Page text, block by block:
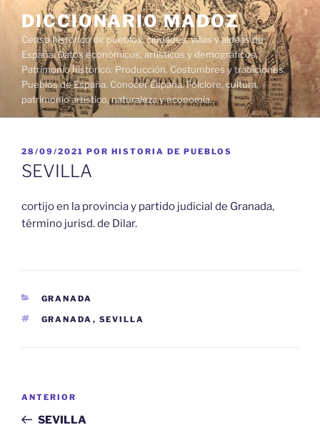
contenido
DICCIONARIO MADOZ
Censo histórico de pueblos, ciudades, villas y aldeas de
España. Datos económicos, artísticos y demográficos.
Patrimonio histórico. Producción. Costumbres y tradiciones.
Pueblos de España. Conocer España. Folclore, cultura,
patrimonio artístico, naturaleza y economía.
PUBLICADO
EL
28/09/2021 POR HISTORIA DE PUEBLOS
SEVILLA
cortijo en la provincia y partido judicial de Granada,
término jurisd. de Dilar.
CATEGORÍAS
GRANADA
ETIQUETAS
GRANADA , SEVILLA
entradas
Entrada
anterior:
ANTERIOR
SEVILLA